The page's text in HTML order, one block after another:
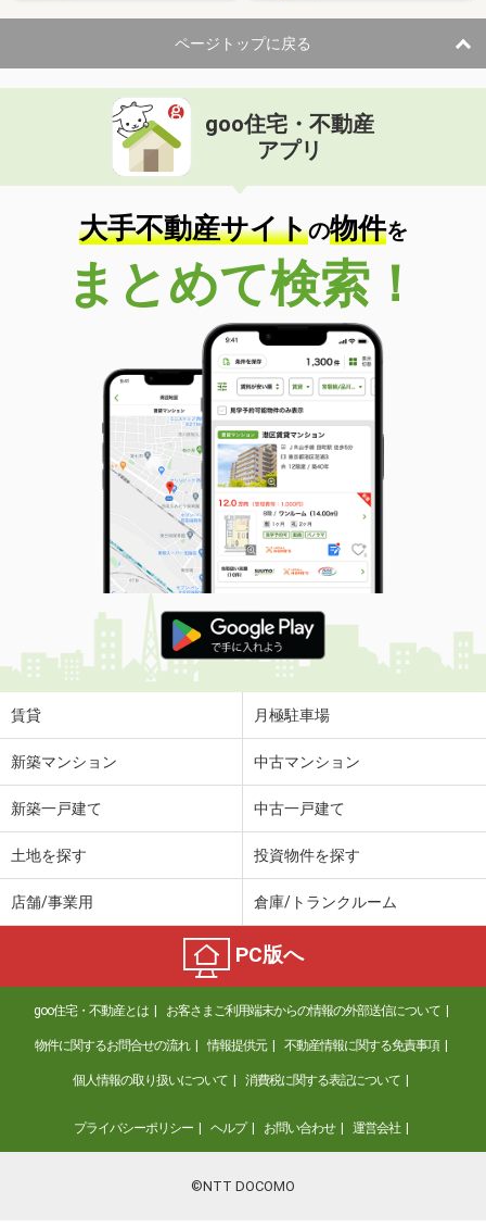
用途地域
１種住居
宮崎県宮崎市村角町
価 格
1,250万円
住 所
土地面積 212.69m²
宮崎県宮崎市佐土原町下那珂
1,450万円
宮崎県宮崎市佐土原町下那珂
用途地域 １種低層
土地面積
304.41m²
宮崎県児湯郡都農町大字川北
価 格
390万円
住 所
宮崎県児湯郡都農町大字川北
用途地域
近隣商業
土地面積 324.45m²
宮崎県宮崎市大字本郷南方
価 格
1,180万円
住 所
宮崎県宮崎市大字本郷南方
用途地域 １種低層
236.76m²
宮崎県児湯郡都農町大字川北
住 所
宮崎県児湯郡都農町大字川北
近隣商業
土地面積 255m²
ページトップに戻る
goo住宅・不動産
アプリ
大手不動産サイトの物件を
まとめて検索！
賃貸 月極駐車場
新築マンション 中古マンション
新築一戸建て 中古一戸建て
土地を探す 投資物件を探す
店舗/事業用 倉庫/トランクルーム
PC版へ
goo住宅・不動産とは お客さまご利用端末からの情報の外部送信について
物件に関するお問合せの流れ 情報提供元 不動産情報に関する免責事項
個人情報の取り扱いについて 消費税に関する表記について
プライバシーポリシー ヘルプ お問い合わせ 運営会社
©NTT DOCOMO